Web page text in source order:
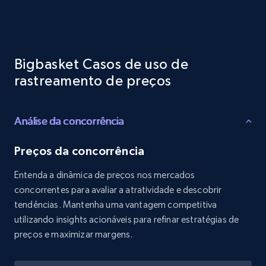
URL, Product id, Listing inventory id, Title, Rating,
price, and more.
1.9K+ 322+ Comece agora
Amazon products search
Bigbasket Casos de uso de
rastreamento de preços
Análise da concorrência
Preços da concorrência
Entenda a dinâmica de preços nos mercados
concorrentes para avaliar a atratividade e descobrir
tendências. Mantenha uma vantagem competitiva
utilizando insights acionáveis para refinar estratégias de
preços e maximizar margens.